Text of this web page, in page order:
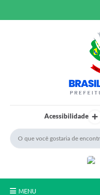
Acessibilidade
MENU